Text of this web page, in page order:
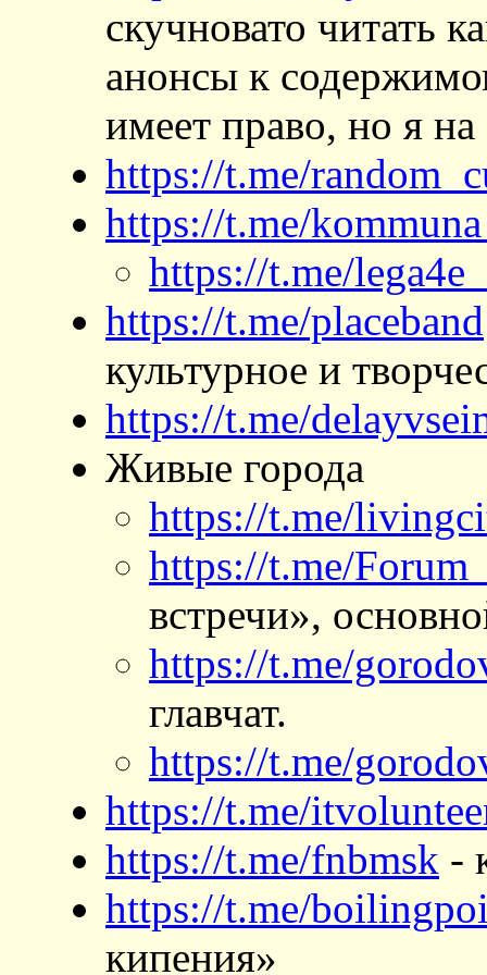
скучновато читать
анонсы к
имеет право, но я
https://t.me/
https://t.me/
https://t.me/
https://t.me/placeband
культурное и
https://t.me/
Живые города
https://t.me/
https://t.me/
встречи»,
https://t.me/
главчат.
https://t.me/
https://t.me/
https://t.me/fnbmsk -
https://t.me/
кипения»